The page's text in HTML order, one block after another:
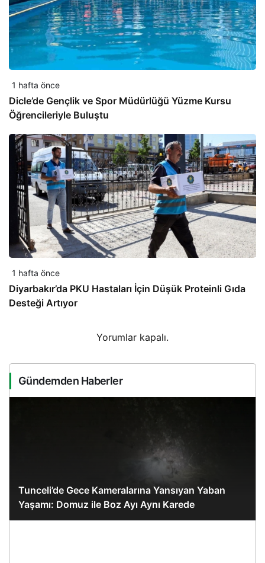
1 hafta önce
Dicle’de Gençlik ve Spor Müdürlüğü Yüzme Kursu
Öğrencileriyle Buluştu
1 hafta önce
Diyarbakır’da PKU Hastaları İçin Düşük Proteinli Gıda
Desteği Artıyor
Yorumlar kapalı.
Gündemden Haberler
Tunceli’de Gece Kameralarına Yansıyan Yaban
Yaşamı: Domuz ile Boz Ayı Aynı Karede